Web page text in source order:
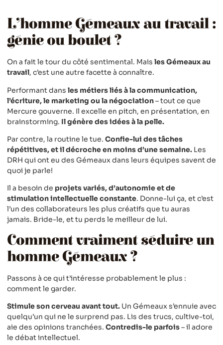
L’homme Gémeaux au travail :
génie ou boulet ?
On a fait le tour du côté sentimental. Mais les Gémeaux au
travail, c’est une autre facette à connaître.
Performant dans les métiers liés à la communication,
l’écriture, le marketing ou la négociation– tout ce que
Mercure gouverne. Il excelle en pitch, en présentation, en
brainstorming. Il génère des idées à la pelle.
Par contre, la routine le tue. Confie-lui des tâches
répétitives, et il décroche en moins d’une semaine. Les
DRH qui ont eu des Gémeaux dans leurs équipes savent de
quoi je parle!
Il a besoin de projets variés, d’autonomie et de
stimulation intellectuelle constante. Donne-lui ça, et c’est
l’un des collaborateurs les plus créatifs que tu auras
jamais. Bride-le, et tu perds le meilleur de lui.
Comment vraiment séduire un
homme Gémeaux ?
Passons à ce qui t’intéresse probablement le plus :
comment le garder.
Stimule son cerveau avant tout. Un Gémeaux s’ennuie avec
quelqu’un qui ne le surprend pas. Lis des trucs, cultive-toi,
aie des opinions tranchées. Contredis-le parfois– il adore
le débat intellectuel.